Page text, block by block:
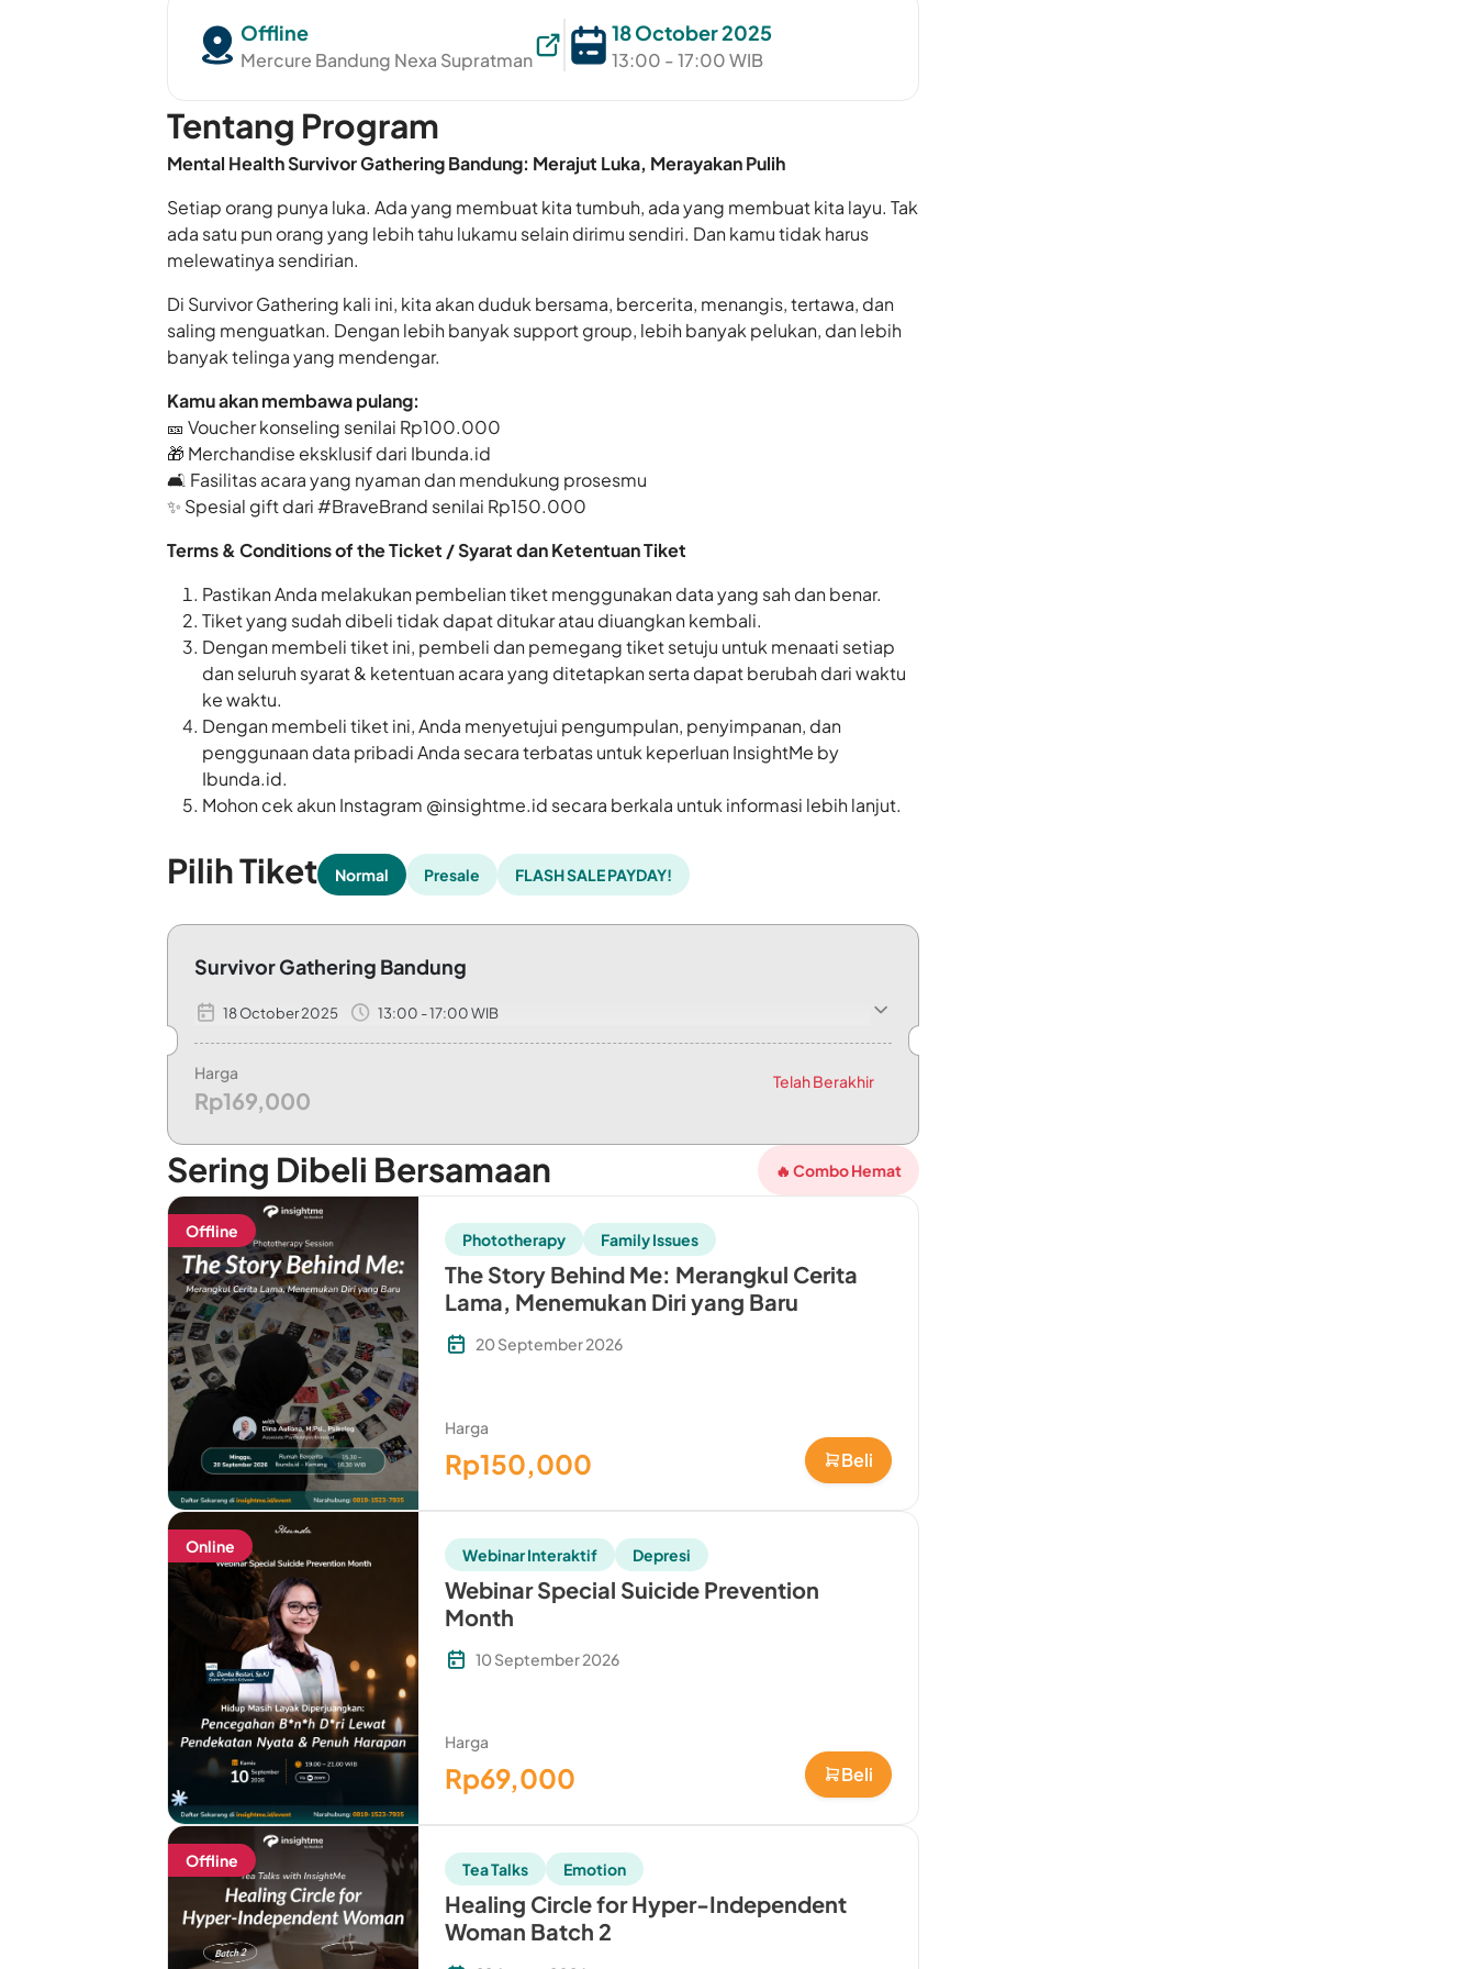
Offline
Mercure Bandung Nexa Supratman
18 October 2025
13:00 - 17:00 WIB
Tentang Program
Mental Health Survivor Gathering Bandung: Merajut Luka, Merayakan Pulih
Setiap orang punya luka. Ada yang membuat kita tumbuh, ada yang membuat kita layu. Tak
ada satu pun orang yang lebih tahu lukamu selain dirimu sendiri. Dan kamu tidak harus
melewatinya sendirian.
Di Survivor Gathering kali ini, kita akan duduk bersama, bercerita, menangis, tertawa, dan
saling menguatkan. Dengan lebih banyak support group, lebih banyak pelukan, dan lebih
banyak telinga yang mendengar.
Kamu akan membawa pulang:
🎫 Voucher konseling senilai Rp100.000
🎁 Merchandise eksklusif dari Ibunda.id
🛋 Fasilitas acara yang nyaman dan mendukung prosesmu
✨ Spesial gift dari #BraveBrand senilai Rp150.000
Terms & Conditions of the Ticket / Syarat dan Ketentuan Tiket
Pastikan Anda melakukan pembelian tiket menggunakan data yang sah dan benar.
Tiket yang sudah dibeli tidak dapat ditukar atau diuangkan kembali.
Dengan membeli tiket ini, pembeli dan pemegang tiket setuju untuk menaati setiap
dan seluruh syarat & ketentuan acara yang ditetapkan serta dapat berubah dari waktu
ke waktu.
Dengan membeli tiket ini, Anda menyetujui pengumpulan, penyimpanan, dan
penggunaan data pribadi Anda secara terbatas untuk keperluan InsightMe by
Ibunda.id.
Mohon cek akun Instagram @insightme.id secara berkala untuk informasi lebih lanjut.
Pilih Tiket Normal Presale FLASH SALE PAYDAY!
Survivor Gathering Bandung
18 October 2025 13:00 - 17:00 WIB
Kamu akan membawa pulang: 🎫 Voucher konseling senilai Rp100.000 🎁 Merchandise eksklusif dari Ibunda.id 🛋 Fasilitas acara yang nyaman dan mendukung prosesmu ✨
Harga
Rp169,000
Telah Berakhir
Sering Dibeli Bersamaan 🔥 Combo Hemat
Offline Phototherapy Family Issues
The Story Behind Me: Merangkul Cerita
Lama, Menemukan Diri yang Baru
20 September 2026
Harga
Rp150,000 Beli
Online Webinar Interaktif Depresi
Webinar Special Suicide Prevention
Month
10 September 2026
Harga
Rp69,000 Beli
Offline Tea Talks Emotion
Healing Circle for Hyper-Independent
Woman Batch 2